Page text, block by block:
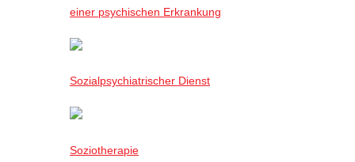
einer psychischen Erkrankung
Sozialpsychiatrischer Dienst
Soziotherapie